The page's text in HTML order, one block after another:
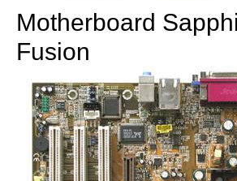
Motherboard
Fusion